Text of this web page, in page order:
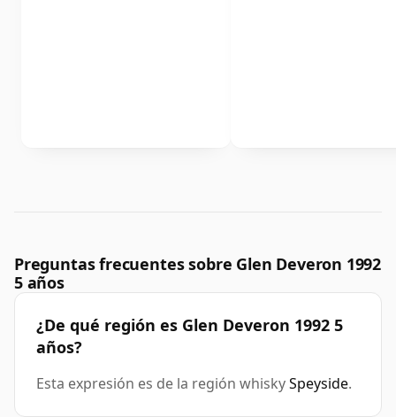
Preguntas frecuentes sobre Glen Deveron 1992
5 años
¿De qué región es Glen Deveron 1992 5
años?
Esta expresión es de la región whiskySpeyside.